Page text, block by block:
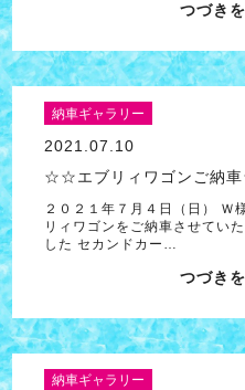
つづき
納車ギャラリー
2021.07.10
☆☆エブリィワゴンご納
２０２１年７月４日（日） Ｗ
リィワゴンをご納車させていた
した セカンドカー…
つづき
納車ギャラリー